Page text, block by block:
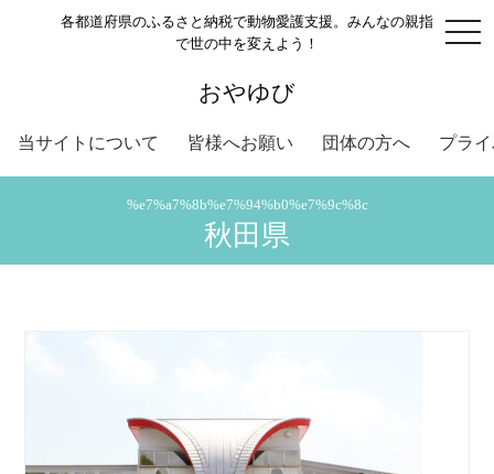
各都道府県のふるさと納税で動物愛護支援。みんなの親指
で世の中を変えよう！
おやゆび
当サイトについて 皆様へお願い 団体の方へ プラ
%e7%a7%8b%e7%94%b0%e7%9c%8c
秋田県